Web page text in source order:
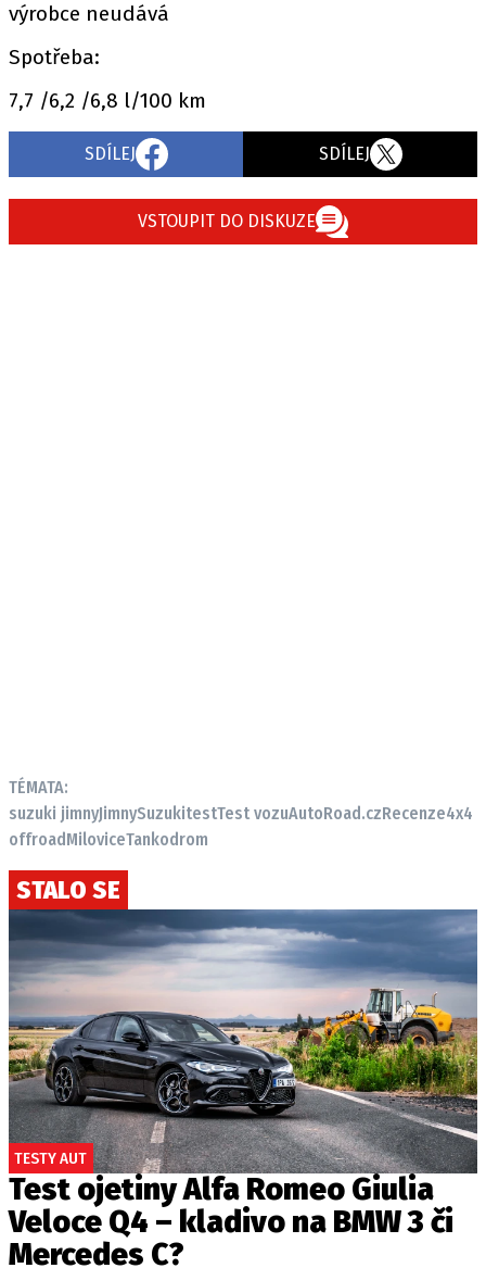
výrobce neudává
Spotřeba:
7,7 /6,2 /6,8 l/100 km
SDÍLEJ SDÍLEJ
VSTOUPIT DO DISKUZE
TÉMATA:
suzuki jimnyJimnySuzukitestTest vozuAutoRoad.czRecenze4x4
offroadMiloviceTankodrom
STALO SE
TESTY AUT
Test ojetiny Alfa Romeo Giulia
Veloce Q4 – kladivo na BMW 3 či
Mercedes C?